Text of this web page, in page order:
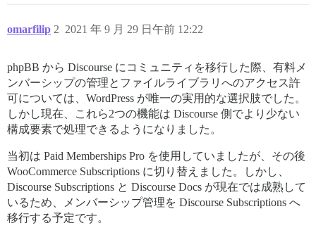
omarfilip 2021 年 9 月 29 日午前 12:22
2
phpBB から Discourse にコミュニティを移行した際、有料メ
ンバーシップの管理とファイルライブラリへのアクセス許
可については、WordPress が唯一の実用的な選択肢でした。
しかし現在、これら2つの機能は Discourse 側でより少ない
構成要素で処理できるようになりました。
当初は Paid Memberships Pro を使用していましたが、その後
WooCommerce Subscriptions に切り替えました。しかし、
Discourse Subscriptions と Discourse Docs が現在では成熟して
いるため、メンバーシップ管理を Discourse Subscriptions へ
移行する予定です。